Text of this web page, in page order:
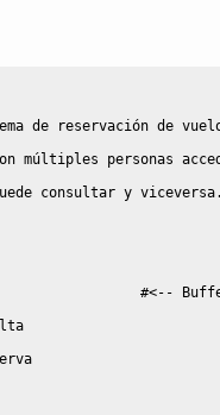
de reservación de
múltiples personas
consultar y
#<--